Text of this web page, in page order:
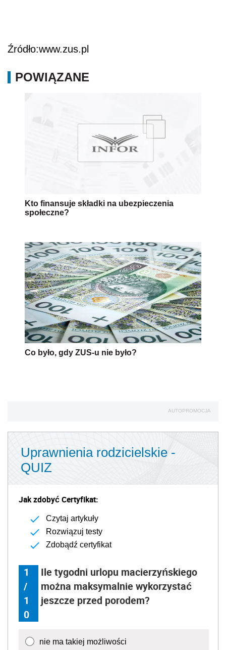
Źródło:www.zus.pl
POWIĄZANE
Kto finansuje składki na ubezpieczenia
społeczne?
Co było, gdy ZUS-u nie było?
AUTOPROMOCJA
Uprawnienia rodzicielskie -
QUIZ
Jak zdobyć Certyfikat:
Czytaj artykuły
Rozwiązuj testy
Zdobądź certyfikat
1
/
1
0
Ile tygodni urlopu macierzyńskiego
można maksymalnie wykorzystać
jeszcze przed porodem?
nie ma takiej możliwości